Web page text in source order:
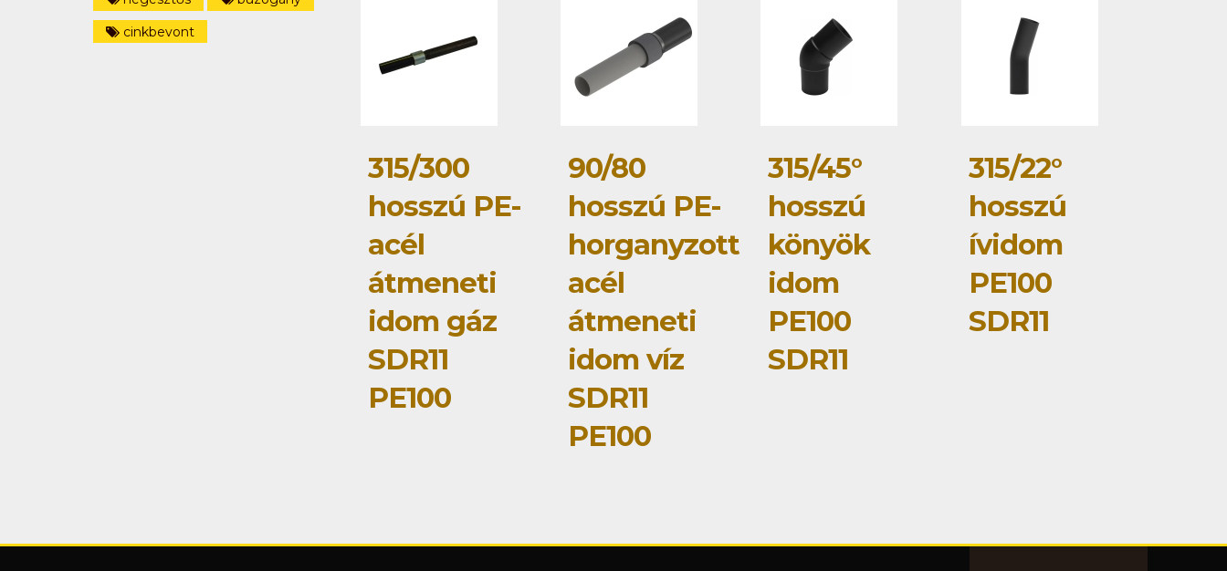
cinkbevont
315/300
hosszú PE-
acél
átmeneti
idom gáz
SDR11
PE100
90/80
hosszú PE-
horganyzott
acél
átmeneti
idom víz
SDR11
PE100
315/45°
hosszú
könyök
idom
PE100
SDR11
315/22°
hosszú
ívidom
PE100
SDR11